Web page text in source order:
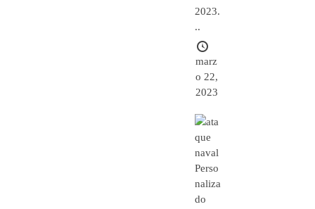
2023.
..
marz
o 22,
2023